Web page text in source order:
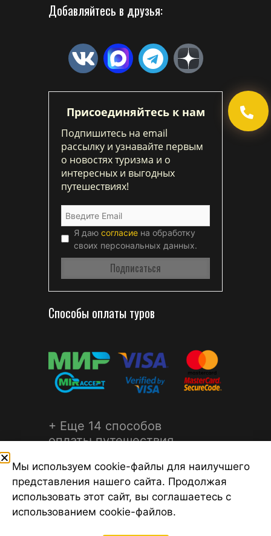
Добавляйтесь в друзья:
Присоединяйтесь к нам
Подпишитесь на email
рассылку и узнавайте первым
о новостях туризма и о
интересных и выгодных
путешествиях!
Я даю согласие на обработку
своих персональных данных.
Способы оплаты туров
+ Еще 14 способов
оплаты путешествия
©2026 Турагентство Турсфера - Поиск туров от надежных
Мы используем cookie-файлы для наилучшего
представления нашего сайта. Продолжая
использовать этот сайт, вы соглашаетесь с
использованием cookie-файлов.